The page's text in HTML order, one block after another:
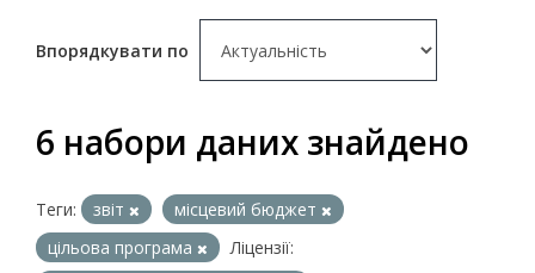
Впорядкувати по
6 набори даних знайдено
Теги: звіт
місцевий бюджет
цільова програма
Ліцензії: